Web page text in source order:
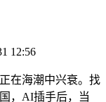
12:56
在海潮中兴衰。找
，AI插手后，当